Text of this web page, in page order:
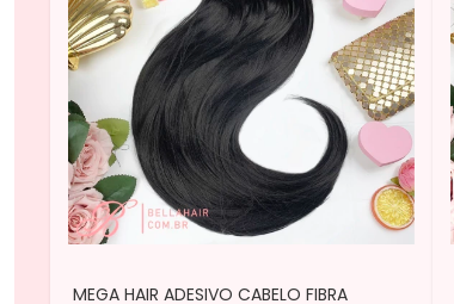
MEGA HAIR ADESIVO CABELO FIBRA